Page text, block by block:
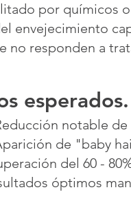
por químicos
envejecimiento
no responden a
esperados.
notable de
de "baby
del 60 -
óptimos